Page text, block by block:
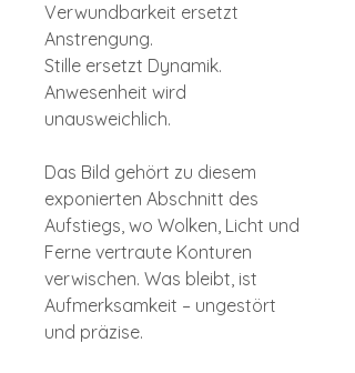
Verwundbarkeit ersetzt
Anstrengung.
Stille ersetzt Dynamik.
Anwesenheit wird
unausweichlich.
Das Bild gehört zu diesem
exponierten Abschnitt des
Aufstiegs, wo Wolken, Licht und
Ferne vertraute Konturen
verwischen. Was bleibt, ist
Aufmerksamkeit – ungestört
und präzise.